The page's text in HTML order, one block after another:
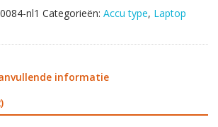
nl1 Categorieën: Accu type, Laptop
informatie